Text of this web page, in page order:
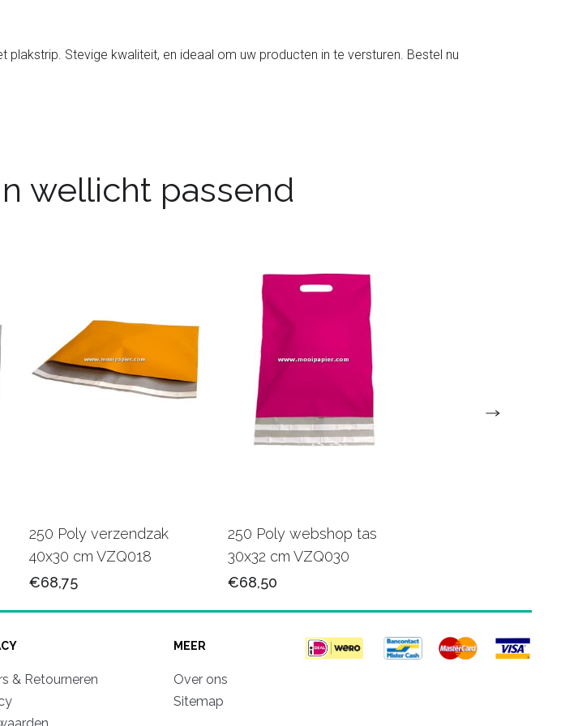
Stevige kwaliteit, en ideaal om uw producten in te versturen. Bestel nu
wellicht passend
250 Poly verzendzak
40x30 cm VZQ018
€68,75
250 Poly webshop tas
30x32 cm VZQ030
€68,50
& Retourneren
MEER
Over ons
Sitemap